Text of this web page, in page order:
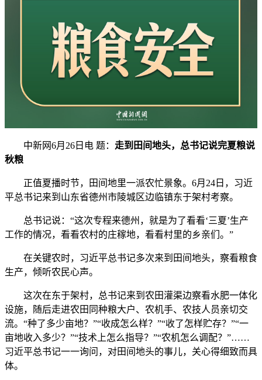
中新网6月26日电 题： 走到田间地头，总书记说完夏粮说
秋粮
正值夏播时节，田间地里一派农忙景象。6月24日，习近
平总书记来到山东省德州市陵城区边临镇东于架村考察。
总书记说：“这次专程来德州，就是为了看看‘三夏’生产
工作的情况，看看农村的庄稼地，看看村里的乡亲们。”
在关键农时，习近平总书记多次来到田间地头，察看粮食
生产，倾听农民心声。
这次在东于架村，总书记来到农田灌渠边察看水肥一体化
设施，随后走进农田同种粮大户、农机手、农技人员亲切交
流。“种了多少亩地？”“收成怎么样？”“收了怎样贮存？”“一
亩地收入多少？”“技术上怎么指导？”“农机怎么调配？”……
习近平总书记一一询问，对田间地头的事儿，关心得细致而具
体。